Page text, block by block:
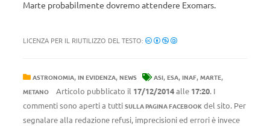
Marte probabilmente dovremo attendere Exomars.
LICENZA PER IL RIUTILIZZO DEL TESTO:
ASTRONOMIA, IN EVIDENZA, NEWS ASI, ESA, INAF, MARTE,
METANO Articolo pubblicato il 17/12/2014alle 17:20. I
commenti sono aperti a tutti SULLA PAGINA FACEBOOK del sito. Per
segnalare alla redazione refusi, imprecisioni ed errori è invece